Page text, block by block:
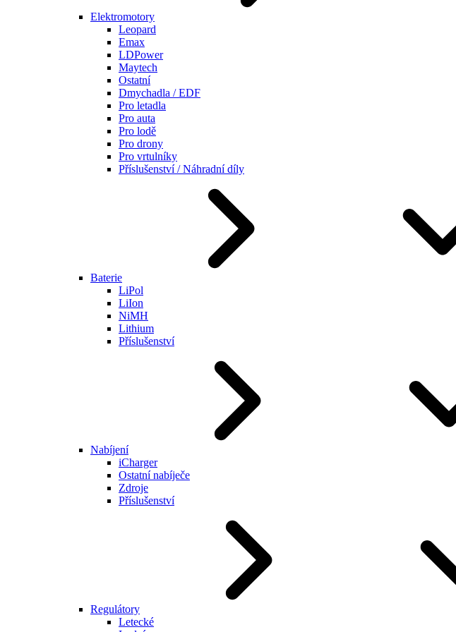
Elektromotory
Leopard
Emax
LDPower
Maytech
Ostatní
Dmychadla / EDF
Pro letadla
Pro auta
Pro lodě
Pro drony
Pro vrtulníky
Příslušenství / Náhradní díly
Baterie
LiPol
LiIon
NiMH
Lithium
Příslušenství
Nabíjení
iCharger
Ostatní nabíječe
Zdroje
Příslušenství
Regulátory
Letecké